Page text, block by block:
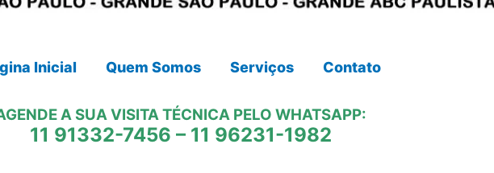
Inicial Quem Somos Serviços Contato
A SUA VISITA TÉCNICA PELO WHATSAPP:
11 91332-7456 – 11 96231-1982